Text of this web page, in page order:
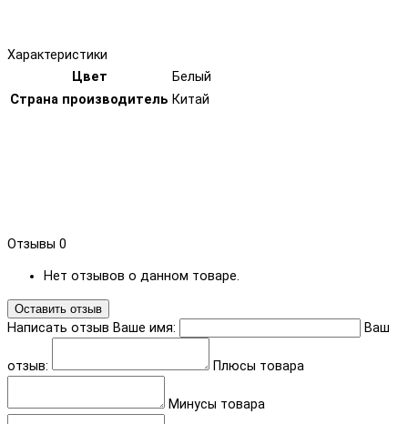
Характеристики
Цвет
Белый
Страна производитель Китай
Отзывы 0
Нет отзывов о данном товаре.
Оставить отзыв
Написать отзыв Ваше имя: Ваш
отзыв: Плюсы товара
Минусы товара